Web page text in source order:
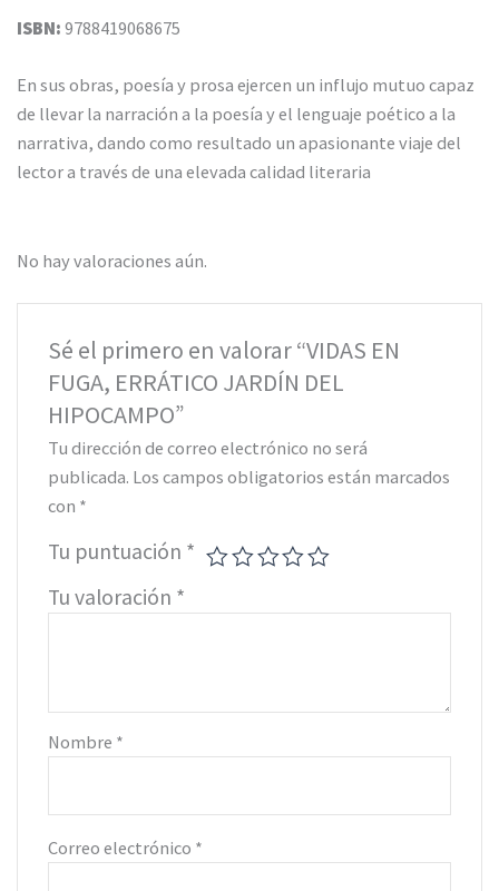
ISBN: 9788419068675
En sus obras, poesía y prosa ejercen un influjo mutuo capaz
de llevar la narración a la poesía y el lenguaje poético a la
narrativa, dando como resultado un apasionante viaje del
lector a través de una elevada calidad literaria
No hay valoraciones aún.
Sé el primero en valorar “VIDAS EN
FUGA, ERRÁTICO JARDÍN DEL
HIPOCAMPO”
Tu dirección de correo electrónico no será
publicada. Los campos obligatorios están marcados
con *
Tu puntuación *
Tu valoración *
Nombre *
Correo electrónico *